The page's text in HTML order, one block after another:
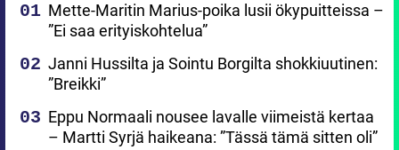
Mette-Maritin Marius-poika lusii ökypuitteissa –
”Ei saa erityiskohtelua”
Janni Hussilta ja Sointu Borgilta shokkiuutinen:
”Breikki”
Eppu Normaali nousee lavalle viimeistä kertaa
– Martti Syrjä haikeana: ”Tässä tämä sitten oli”